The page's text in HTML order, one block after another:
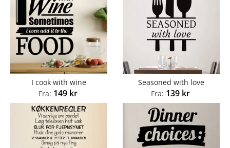
I cook with wine
Fra: 149 kr
Seasoned with love
Fra: 139 kr